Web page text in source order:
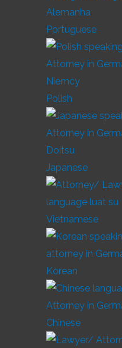
Portuguese
Polish
Japanese
Vietnamese
Korean
Chinese